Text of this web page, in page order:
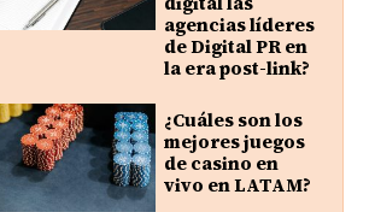
agencias líderes
de Digital PR en
la era post-link?
¿Cuáles son los
mejores juegos
de casino en
vivo en LATAM?